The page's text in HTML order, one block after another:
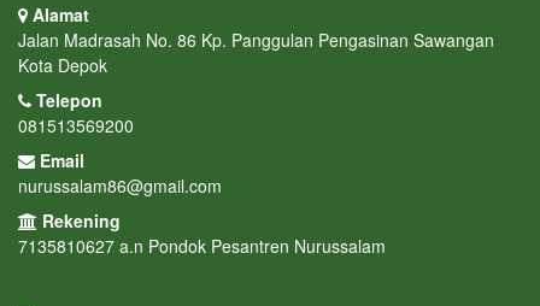
Alamat
Jalan Madrasah No. 86 Kp. Panggulan Pengasinan Sawangan
Kota Depok
Telepon
081513569200
Email
nurussalam86@gmail.com
Rekening
7135810627 a.n Pondok Pesantren Nurussalam